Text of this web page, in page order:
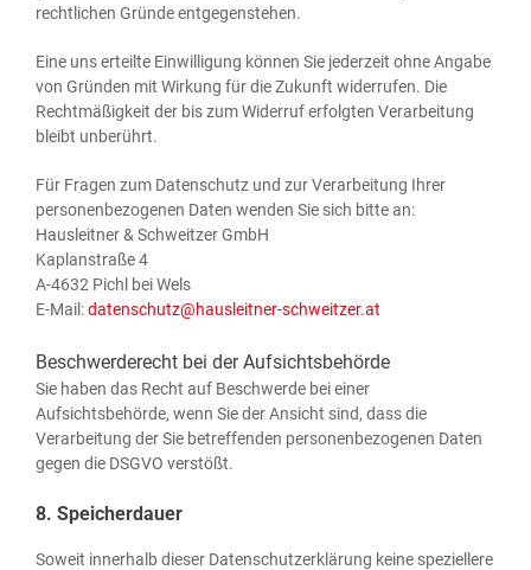
recht­li­chen Grün­de entgegenstehen.
Eine uns erteil­te Ein­wil­li­gung kön­nen Sie jeder­zeit ohne Anga­be
von Grün­den mit Wir­kung für die Zukunft wider­ru­fen. Die
Recht­mä­ßig­keit der bis zum Wider­ruf erfolg­ten Ver­ar­bei­tung
bleibt unberührt.
Für Fra­gen zum Daten­schutz und zur Ver­ar­bei­tung Ihrer
per­so­nen­be­zo­ge­nen Daten wen­den Sie sich bit­te an:
Haus­leit­ner & Schweit­zer GmbH
Kaplan­stra­ße 4
A‑4632 Pichl bei Wels
E‑Mail:datenschutz@hausleitner-schweitzer.at
Beschwerderecht bei der Aufsichtsbehörde
Sie haben das Recht auf Beschwer­de bei einer
Auf­sichts­be­hör­de, wenn Sie der Ansicht sind, dass die
Ver­ar­bei­tung der Sie betref­fen­den per­so­nen­be­zo­ge­nen Daten
gegen die DSGVO verstößt.
8. Speicherdauer
Soweit inner­halb die­ser Daten­schutz­er­klä­rung kei­ne spe­zi­el­le­re